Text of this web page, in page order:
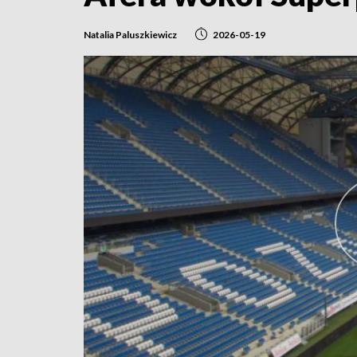
Natalia Paluszkiewicz 2026-05-19